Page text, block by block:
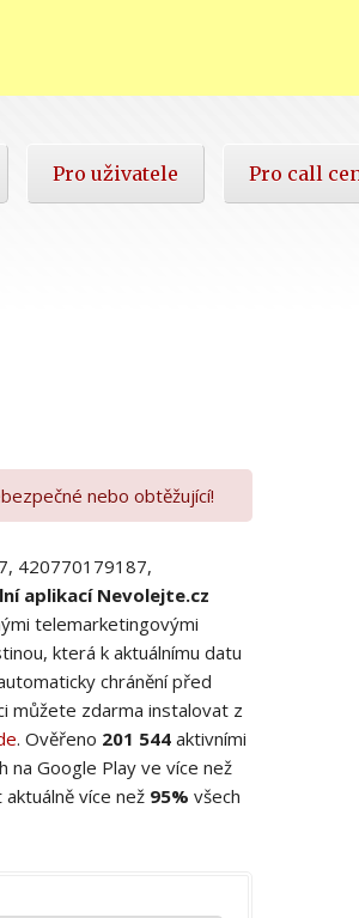
Pro uživatele Pro call
nebo obtěžující!
420770179187,
aplikací Nevolejte.cz
telemarketingovými
která k aktuálnímu datu
chránění před
můžete zdarma instalovat z
. Ověřeno 201 544 aktivními
na Google Play ve více než
více než 95% všech